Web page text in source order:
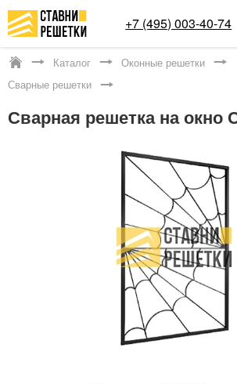
+7 (495) 003-40-74
СТАВНИ НА ОКНА
Заказать обратный
Каталог
Оконные решетки
Сварные решетки
Сварная решетка на окно